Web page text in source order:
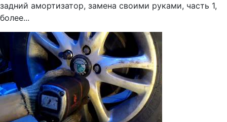
задний амортизатор, замена своими руками, часть 1,
более...